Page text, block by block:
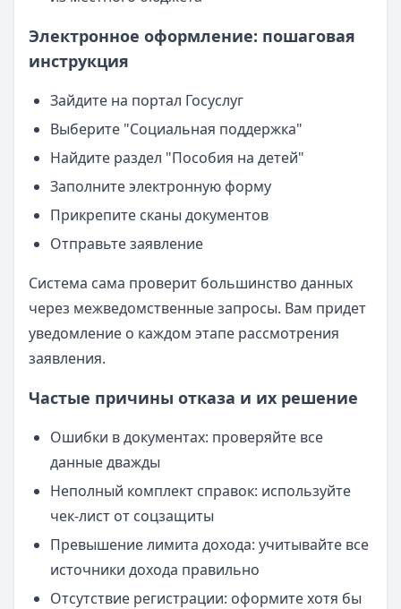
Электронное оформление: пошаговая
инструкция
Зайдите на портал Госуслуг
Выберите "Социальная поддержка"
Найдите раздел "Пособия на детей"
Заполните электронную форму
Прикрепите сканы документов
Отправьте заявление
Система сама проверит большинство данных
через межведомственные запросы. Вам придет
уведомление о каждом этапе рассмотрения
заявления.
Частые причины отказа и их решение
Ошибки в документах: проверяйте все
данные дважды
Неполный комплект справок: используйте
чек-лист от соцзащиты
Превышение лимита дохода: учитывайте все
источники дохода правильно
Отсутствие регистрации: оформите хотя бы